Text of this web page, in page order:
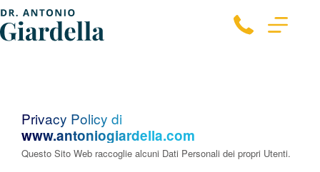
Privacy Policy di
www.antoniogiardella.com
Questo Sito Web raccoglie alcuni Dati Personali dei propri Utenti.